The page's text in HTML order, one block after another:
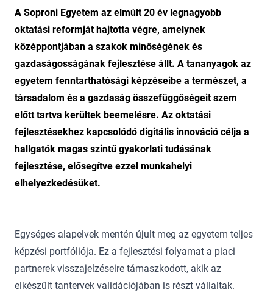
A Soproni Egyetem az elmúlt 20 év legnagyobb
oktatási reformját hajtotta végre, amelynek
középpontjában a szakok minőségének és
gazdaságosságának fejlesztése állt. A tananyagok az
egyetem fenntarthatósági képzéseibe a természet, a
társadalom és a gazdaság összefüggőségeit szem
előtt tartva kerültek beemelésre. Az oktatási
fejlesztésekhez kapcsolódó digitális innováció célja a
hallgatók magas szintű gyakorlati tudásának
fejlesztése, elősegítve ezzel munkahelyi
elhelyezkedésüket.
Egységes alapelvek mentén újult meg az egyetem teljes
képzési portfóliója. Ez a fejlesztési folyamat a piaci
partnerek visszajelzéseire támaszkodott, akik az
elkészült tantervek validációjában is részt vállaltak.